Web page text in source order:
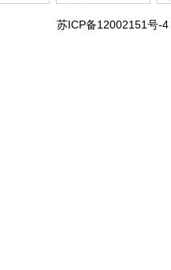
苏ICP备12002151号-4